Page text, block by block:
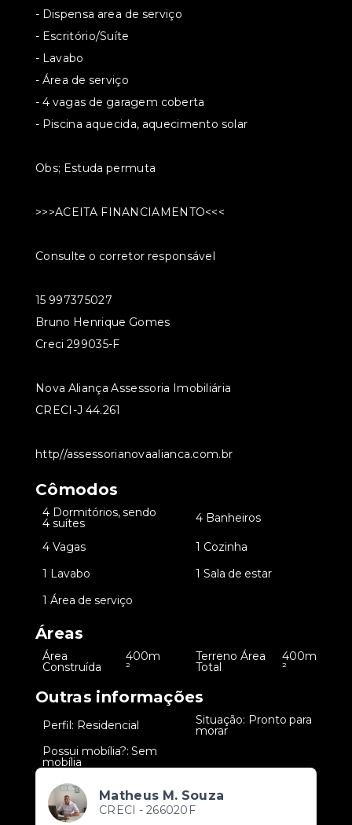
- Dispensa area de serviço
- Escritório/Suíte
- Lavabo
- Área de serviço
- 4 vagas de garagem coberta
- Piscina aquecida, aquecimento solar
Obs; Estuda permuta
>>>ACEITA FINANCIAMENTO<<<
Consulte o corretor responsável
15 997375027
Bruno Henrique Gomes
Creci 299035-F
Nova Aliança Assessoria Imobiliária
CRECI-J 44.261
http//assessorianovaalianca.com.br
Cômodos
4 Dormitórios, sendo
4 suítes 4 Banheiros
4 Vagas
1 Cozinha
1 Lavabo
1 Sala de estar
1 Área de serviço
Áreas
Área
Construída
400m
²
Terreno Área
Total
400m
²
Outras informações
Perfil: Residencial Situação: Pronto para
morar
Possui mobília?: Sem
mobília
Matheus M. Souza
CRECI - 266020F